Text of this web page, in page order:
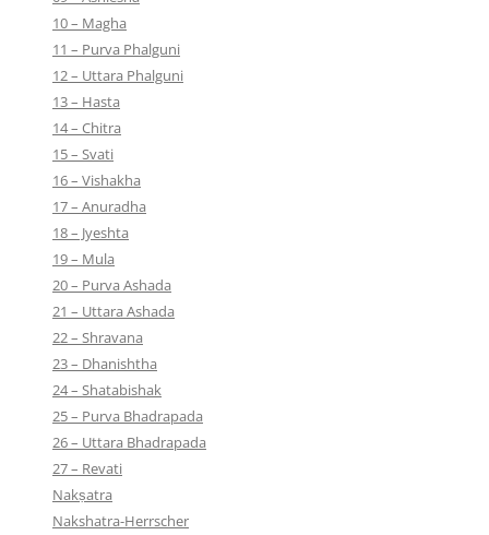
10 – Magha
11 – Purva Phalguni
12 – Uttara Phalguni
13 – Hasta
14 – Chitra
15 – Svati
16 – Vishakha
17 – Anuradha
18 – Jyeshta
19 – Mula
20 – Purva Ashada
21 – Uttara Ashada
22 – Shravana
23 – Dhanishtha
24 – Shatabishak
25 – Purva Bhadrapada
26 – Uttara Bhadrapada
27 – Revati
Nakṣatra
Nakshatra-Herrscher